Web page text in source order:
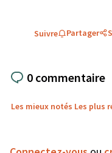
Suivre Partager
0 commentaire
Les mieux notés Les plus